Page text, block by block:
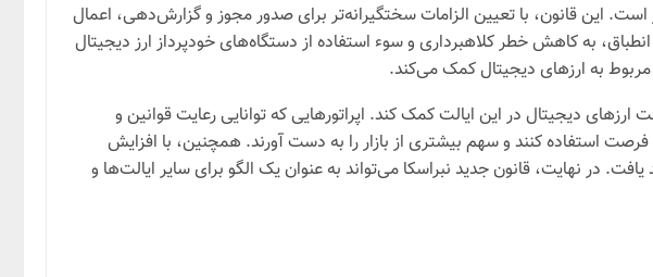
این قانون، با تعیین الزامات سختگیرانه‌تر برای صدور مجوز و گزارش‌دهی، اعمال
به کاهش خطر کلاهبرداری و سوء استفاده از دستگاه‌های خودپرداز ارز دیجیتال
به ارزهای دیجیتال کمک می‌کند.
دیجیتال در این ایالت کمک کند. اپراتورهایی که توانایی رعایت قوانین و
استفاده کنند و سهم بیشتری از بازار را به دست آورند. همچنین، با افزایش
در نهایت، قانون جدید نبراسکا می‌تواند به عنوان یک الگو برای سایر ایالت‌ها و